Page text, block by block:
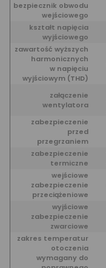
bezpiecznik obwodu
wejściowego
kształt napięcia
wyjściowego
zawartość wyższych
harmonicznych
w napięciu
wyjściowym (THD)
załączenie
wentylatora
zabezpieczenie
przed
przegrzaniem
zabezpieczenie
termiczne
wejściowe
zabezpieczenie
przeciążeniowe
wyjściowe
zabezpieczenie
zwarciowe
zakres temperatur
otoczenia
wymagany do